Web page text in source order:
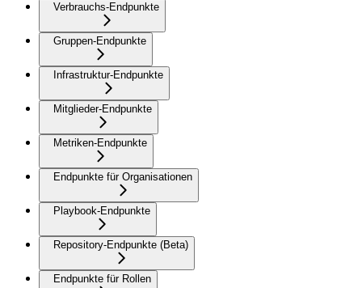
Verbrauchs-Endpunkte
Gruppen-Endpunkte
Infrastruktur-Endpunkte
Mitglieder-Endpunkte
Metriken-Endpunkte
Endpunkte für Organisationen
Playbook-Endpunkte
Repository-Endpunkte (Beta)
Endpunkte für Rollen